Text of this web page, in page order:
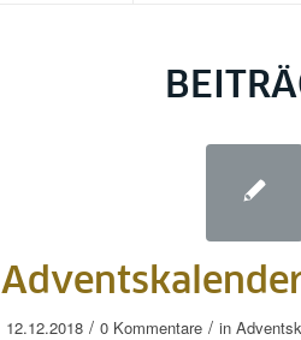
12.12.2018 / 0 Kommentare / in